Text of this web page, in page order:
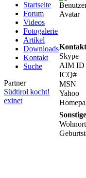
Startseite
Forum
Videos
Fotogalerie
Artikel
Downloads
Kontakt
Suche
Partner
Südtirol kocht!
exinet
Skype
AIM ID
ICQ#
MSN
Yahoo
Wohnort